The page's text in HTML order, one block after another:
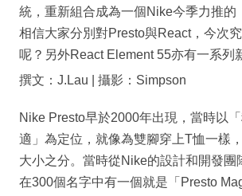
統，重新組合成為一個Nike今季力推的
相信大家分別對Presto與React，今次
呢？另外React Element 55亦有一系列
撰文：J.Lau | 攝影：Simpson
Nike Presto早於2000年出現，當時以
適」為定位，就像為雙腳穿上T恤一樣
大小之分。當時從Nike的設計和開發團
在300個名字中有一個就是「Presto